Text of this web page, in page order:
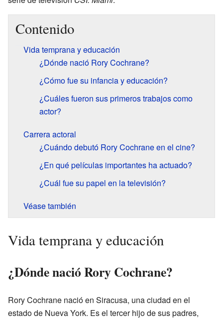
Contenido
Vida temprana y educación
¿Dónde nació Rory Cochrane?
¿Cómo fue su infancia y educación?
¿Cuáles fueron sus primeros trabajos como
actor?
Carrera actoral
¿Cuándo debutó Rory Cochrane en el cine?
¿En qué películas importantes ha actuado?
¿Cuál fue su papel en la televisión?
Véase también
Vida temprana y educación
¿Dónde nació Rory Cochrane?
Rory Cochrane nació en Siracusa, una ciudad en el
estado de Nueva York. Es el tercer hijo de sus padres,